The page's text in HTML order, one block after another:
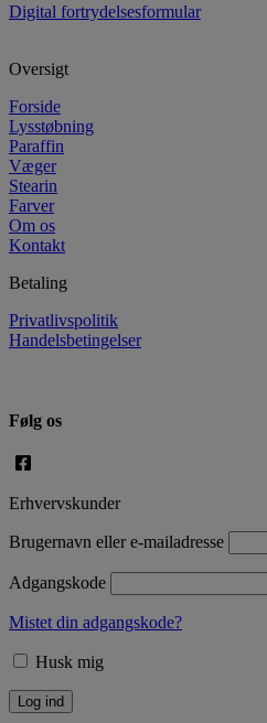
Digital fortrydelsesformular
Oversigt
Forside
Lysstøbning
Paraffin
Væger
Stearin
Farver
Om os
Kontakt
Betaling
Privatlivspolitik
Handelsbetingelser
Følg os
Erhvervskunder
Brugernavn eller e-mailadresse
Adgangskode
Mistet din adgangskode?
Husk mig